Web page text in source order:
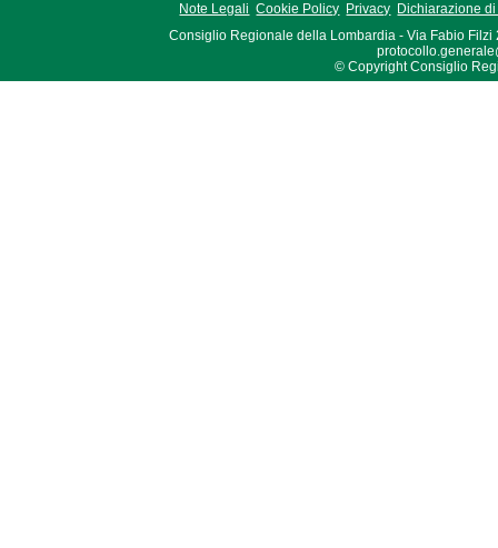
Note Legali Cookie Policy Privacy Dichiarazione
Consiglio Regionale della Lombardia - Via Fabio Filzi
© Copyright Consiglio